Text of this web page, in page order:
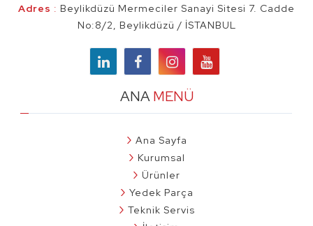
Adres : Beylikdüzü Mermeciler Sanayi Sitesi 7. Cadde
No:8/2, Beylikdüzü / İSTANBUL
ANAMENÜ
Ana Sayfa
Kurumsal
Ürünler
Yedek Parça
Teknik Servis